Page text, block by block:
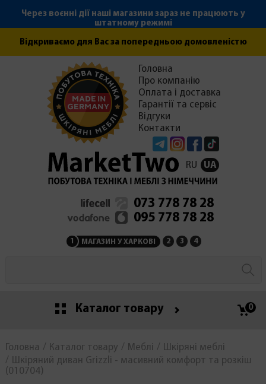
Через воєнні дії наші магазини зараз не працюють у
штатному режимі
Відкриваємо для Вас за попередньою домовленістю
TelegramInstagramFacebook
Головна
Про компанію
Оплата і доставка
Гарантії та сервіс
Відгуки
Контакти
RU UA
073 778 78 28
095 778 78 28
1 МАГАЗИН У ХАРКОВІ 2 МАГАЗИН НА
3 СЕРВІСНИЙ ЦЕНТР
4
Каталог товару 0
Головна Каталог товару Меблі
Шкіряні меблі
Шкіряний диван Grizzli - масивний комфорт та розкіш
(010704)